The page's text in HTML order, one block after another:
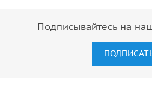
Подписывайтесь на